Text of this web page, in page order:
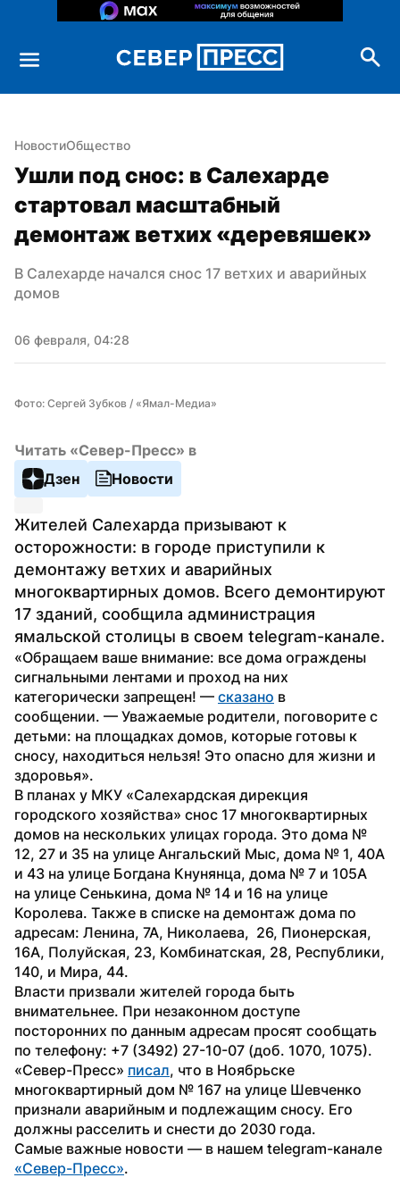
НовостиОбщество
Ушли под снос: в Салехарде
стартовал масштабный
демонтаж ветхих «деревяшек»
В Салехарде начался снос 17 ветхих и аварийных
домов
06 февраля, 04:28
Фото: Сергей Зубков / «Ямал-Медиа»
Читать «Север-Пресс» в
Дзен
Новости
Жителей Салехарда призывают к
осторожности: в городе приступили к
демонтажу ветхих и аварийных
многоквартирных домов. Всего демонтируют
17 зданий, сообщила администрация
ямальской столицы в своем telegram-канале.
«Обращаем ваше внимание: все дома ограждены
сигнальными лентами и проход на них
категорически запрещен! — сказано в
сообщении. — Уважаемые родители, поговорите с
детьми: на площадках домов, которые готовы к
сносу, находиться нельзя! Это опасно для жизни и
здоровья».
В планах у МКУ «Салехардская дирекция
городского хозяйства» снос 17 многоквартирных
домов на нескольких улицах города. Это дома №
12, 27 и 35 на улице Ангальский Мыс, дома № 1, 40А
и 43 на улице Богдана Кнунянца, дома № 7 и 105А
на улице Сенькина, дома № 14 и 16 на улице
Королева. Также в списке на демонтаж дома по
адресам: Ленина, 7А, Николаева,  26, Пионерская,
16А, Полуйская, 23, Комбинатская, 28, Республики,
140, и Мира, 44.
Власти призвали жителей города быть
внимательнее. При незаконном доступе
посторонних по данным адресам просят сообщать
по телефону: +7 (3492) 27-10-07 (доб. 1070, 1075).
«Север-Пресс» писал, что в Ноябрьске
многоквартирный дом № 167 на улице Шевченко
признали аварийным и подлежащим сносу. Его
должны расселить и снести до 2030 года.
«Север-Пресс».